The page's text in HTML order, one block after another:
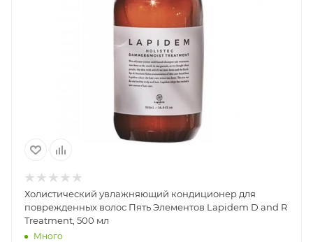
Холистический увлажняющий кондиционер для
поврежденных волос Пять Элементов Lapidem D and R
Treatment, 500 мл
Много